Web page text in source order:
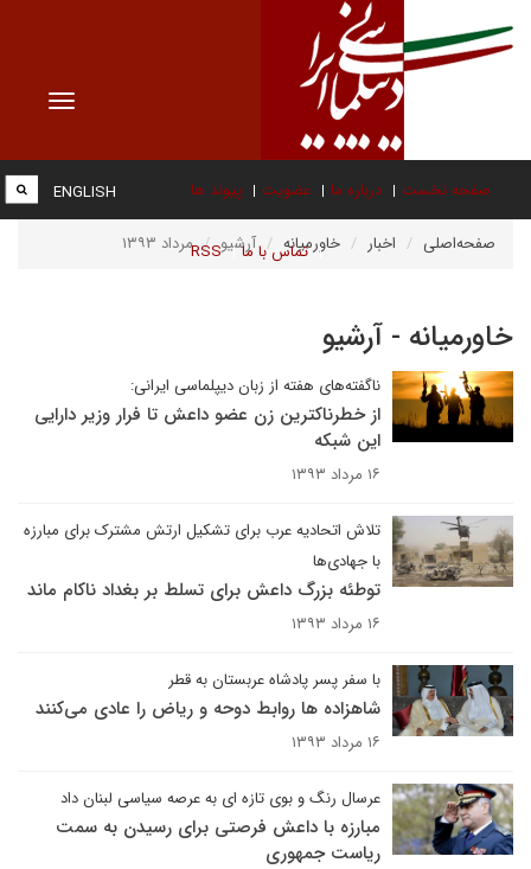
Toggle
صفحه نخست درباره ما عضویت پیوند ها
تماس با ما RSS
ENGLISH
صفحه‌اصلی اخبار خاورمیانه آرشیو مرداد ۱۳۹۳
خاورمیانه - آرشیو
ناگفته‌های هفته از زبان دیپلماسی ایرانی:
از خطرناکترین زن عضو داعش تا فرار وزیر دارایی
این شبکه
۱۶ مرداد ۱۳۹۳
تلاش اتحادیه عرب برای تشکیل ارتش مشترک برای مبارزه
با جهادی‌ها
توطئه بزرگ داعش برای تسلط بر بغداد ناکام ماند
۱۶ مرداد ۱۳۹۳
با سفر پسر پادشاه عربستان به قطر
شاهزاده ها روابط دوحه و ریاض را عادی می‌کنند
۱۶ مرداد ۱۳۹۳
عرسال رنگ و بوی تازه ای به عرصه سیاسی لبنان داد
مبارزه با داعش فرصتی برای رسیدن به سمت
ریاست جمهوری